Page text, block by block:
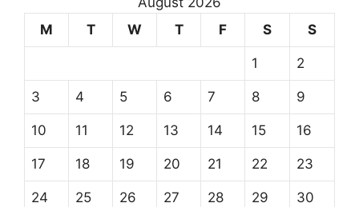
M
T W T F S S
1 2
3 4 5 6 7 8 9
10 11 12 13 14 15 16
17 18 19 20 21 22 23
24 25 26 27 28 29 30